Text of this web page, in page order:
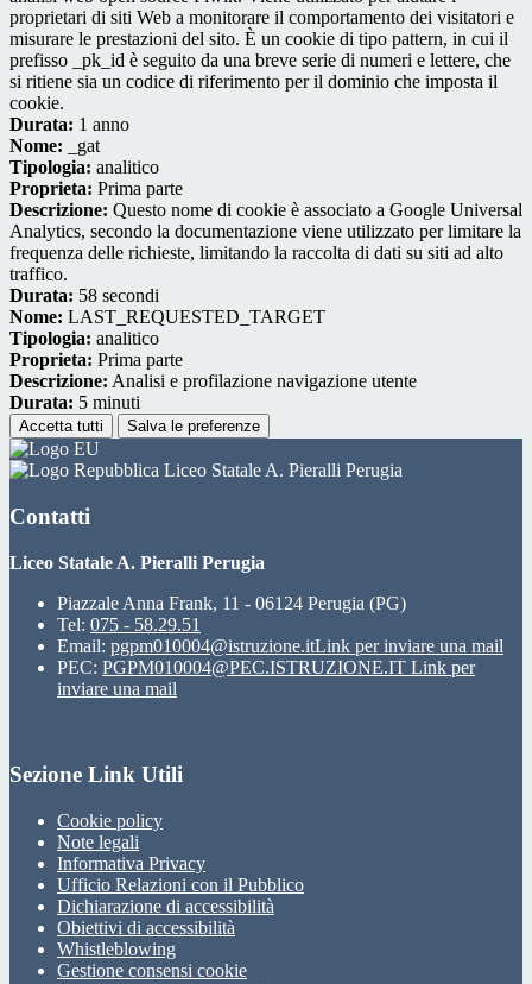
proprietari di siti Web a monitorare il comportamento dei visitatori e
misurare le prestazioni del sito. È un cookie di tipo pattern, in cui il
prefisso _pk_id è seguito da una breve serie di numeri e lettere, che
si ritiene sia un codice di riferimento per il dominio che imposta il
cookie.
Durata: 1 anno
Nome: _gat
Tipologia: analitico
Proprieta: Prima parte
Descrizione: Questo nome di cookie è associato a Google Universal
Analytics, secondo la documentazione viene utilizzato per limitare la
frequenza delle richieste, limitando la raccolta di dati su siti ad alto
traffico.
Durata: 58 secondi
Nome: LAST_REQUESTED_TARGET
Tipologia: analitico
Proprieta: Prima parte
Descrizione: Analisi e profilazione navigazione utente
Durata: 5 minuti
Accetta tutti Salva le preferenze
Liceo Statale A. Pieralli Perugia
Contatti
Liceo Statale A. Pieralli Perugia
Piazzale Anna Frank, 11 - 06124 Perugia (PG)
Tel: 075 - 58.29.51
Email: pgpm010004@istruzione.itLink per inviare una mail
PEC: PGPM010004@PEC.ISTRUZIONE.IT Link per
inviare una mail
Sezione Link Utili
Cookie policy
Note legali
Informativa Privacy
Ufficio Relazioni con il Pubblico
Dichiarazione di accessibilità
Obiettivi di accessibilità
Whistleblowing
Gestione consensi cookie